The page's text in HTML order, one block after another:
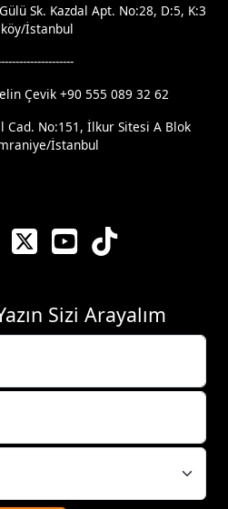
Sk. Kazdal Apt. No:28, D:5, K:3
İstanbul
Çevik +90 555 089 32 62
Cad. No:151, İlkur Sitesi A Blok
İstanbul
Sizi Arayalım